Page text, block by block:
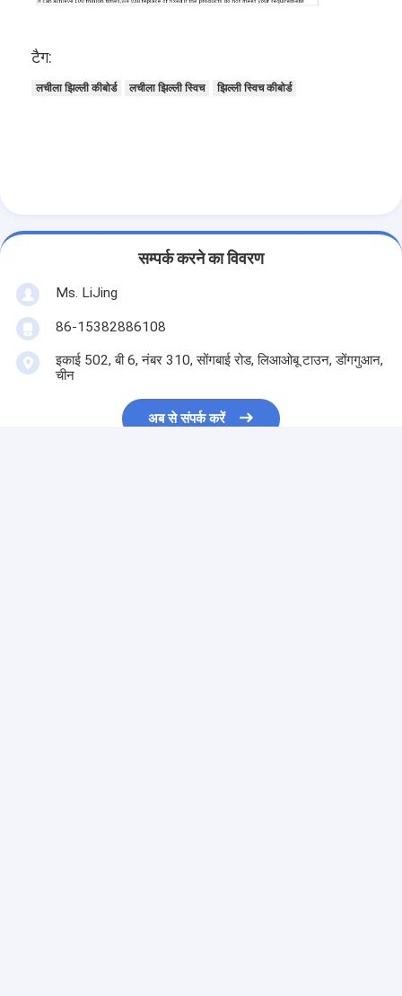
टैग:
लचीला झिल्ली कीबोर्ड लचीला झिल्ली स्विच झिल्ली स्विच कीबोर्ड
सम्पर्क करने का विवरण
Ms. LiJing
86-15382886108
इकाई 502, बी 6, नंबर 310, सोंगबाई रोड, लिआओबू टाउन, डोंगगुआन,
चीन
अब से संपर्क करें